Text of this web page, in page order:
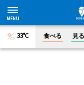
33°C 食べる 見